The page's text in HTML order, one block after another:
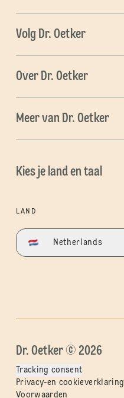
Volg Dr. Oetker
Over Dr. Oetker
Meer van Dr. Oetker
Kies je land en taal
LAND
Netherlands
Dr. Oetker © 2026
Tracking consent
Privacy-en cookieverklaring
Voorwaarden